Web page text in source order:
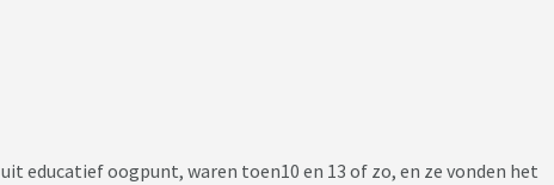
educatief oogpunt, waren toen10 en 13 of zo, en ze vonden het